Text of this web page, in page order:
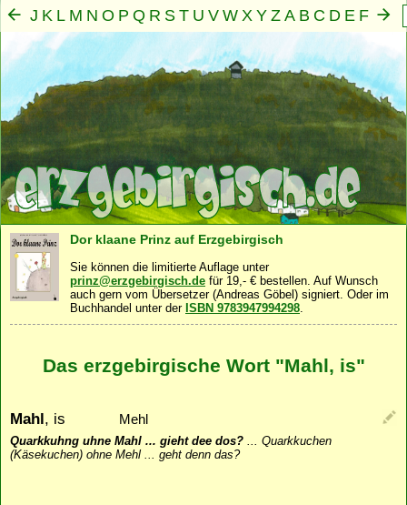
J K L M N O P Q R S T U V W X Y Z A B C D E F
G
Mensch
· Seele·Geist·Familie·Gemeinschaft·
Dor klaane Prinz auf Erzgebirgisch
Sie können die limitierte Auflage unter
prinz@erzgebirgisch.de für 19,- € bestellen. Auf Wunsch
auch gern vom Übersetzer (Andreas Göbel) signiert. Oder im
Buchhandel unter der ISBN 9783947994298.
Das erzgebirgische Wort "Mahl, is"
Mahl, is Mehl
Quarkkuhng uhne Mahl ... gieht dee dos? ... Quarkkuchen
(Käsekuchen) ohne Mehl ... geht denn das?